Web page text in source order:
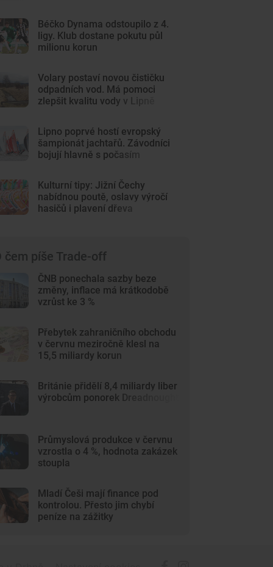
Béčko Dynama odstoupilo z 4.
ligy. Klub dostane pokutu půl
milionu korun
Volary postaví novou čističku
odpadních vod. Má pomoci
zlepšit kvalitu vody v Lipně
Lipno poprvé hostí evropský
šampionát jachtařů. Závodníci
bojují hlavně s počasím
Kulturní tipy: Jižní Čechy
nabídnou poutě, oslavy výročí
hasičů i plavení dřeva
čem píše Trade-off
ČNB ponechala sazby beze
změny, inflace má krátkodobě
vzrůst ke 3 %
Přebytek zahraničního obchodu
v červnu meziročně klesl na
15,5 miliardy korun
Británie přidělí 8,4 miliardy liber
výrobcům ponorek Dreadnought
Průmyslová produkce v červnu
vzrostla o 4 %, hodnota zakázek
stoupla
Mladí Češi mají finance pod
kontrolou. Přesto jim chybí
peníze na zážitky